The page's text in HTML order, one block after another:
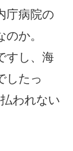
庁病院の
か。
すし、海
したっ
われない